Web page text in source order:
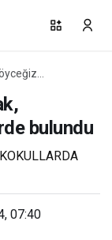
bulundu
07:40
Paylaş